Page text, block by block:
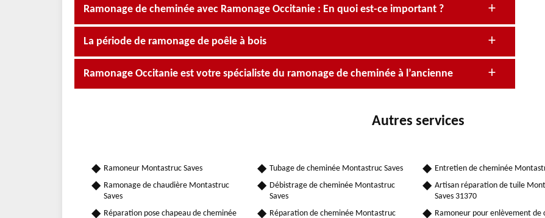
Ramonage de cheminée avec Ramonage Occitanie : En quoi est-ce important ?
La période de ramonage de poêle à bois
Ramonage Occitanie est votre spécialiste du ramonage de cheminée à l’ancienne
Autres services
Ramoneur Montastruc Saves
Ramonage de chaudière Montastruc
Saves
Réparation pose chapeau de cheminée
Tubage de cheminée Montastruc Saves
Débistrage de cheminée Montastruc
Saves
Réparation de cheminée Montastruc
Entretien de cheminée
Artisan réparation de tuile
Saves 31370
Ramoneur pour enlèvement de